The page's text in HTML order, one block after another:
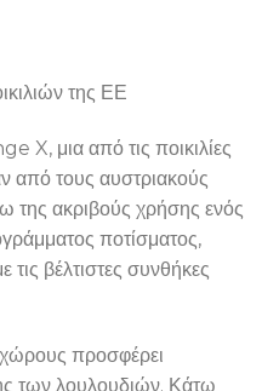
της ΕΕ
X, μια από τις ποικιλίες
από τους αυστριακούς
της ακριβούς χρήσης ενός
ποτίσματος,
βέλτιστες συνθήκες
χώρους προσφέρει
των λουλουδιών. Κάτω